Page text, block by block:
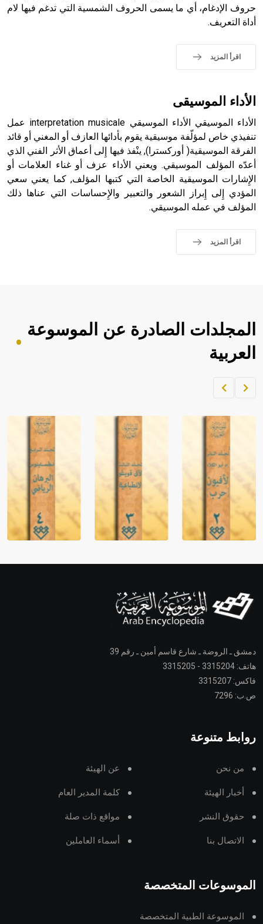
حروف الإدغام، أي ما يسمى الحروف الشمسية التي تدغم فيها لام
أداة التعريف.
اقرأ المزيد
الأداء الموسيقى
الأداء الموسيقي الأداء الموسيقي interpretation musicale عمل
تنفيذي خاص لمؤلّفة موسيقية يقوم بأدائها العازف أو المغني أو قائد
الفرقة الموسيقية( أوركسترا), ينْفذ فيها إِلى أعماق الأثر الفني الذي
أعدّه المؤلف الموسيقي. ويعني الأداء عزف أو غناء العلامات أو
الإِشارات الموسيقية الخاصة التي كتبها المؤلف, كما يعني سعي
المؤدي إِلى إِبراز الشعور والتعبير والإِحساسات التي عناها ذلك
المؤلف في عمله الموسيقي.
اقرأ المزيد
المجلدات الصادرة عن الموسوعة
العربية
دمشق ـ الروضة ـ شارع قاسم أمين ـ رقم 39
هاتف: 3315204 - 3315205
فاكس: 3315207
ص.ب: 7296
روابط متنوعة
من نحن عن الهيئة
أخبار الهيئة كلمة المدير العام
حقوق النشر مواقع ذات صلة
الاتصال بنا أسماء العاملين
الموسوعات المتخصصة
الموسوعة الطبية المتخصصة